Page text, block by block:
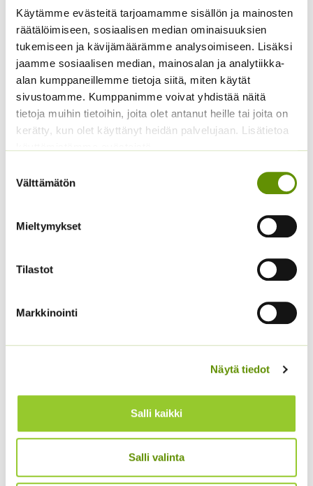
Käytämme evästeitä tarjoamamme sisällön ja mainosten
räätälöimiseen, sosiaalisen median ominaisuuksien
tukemiseen ja kävijämäärämme analysoimiseen. Lisäksi
jaamme sosiaalisen median, mainosalan ja analytiikka-
alan kumppaneillemme tietoja siitä, miten käytät
sivustoamme. Kumppanimme voivat yhdistää näitä
tietoja muihin tietoihin, joita olet antanut heille tai joita on
kerätty, kun olet käyttänyt heidän palvelujaan. Lisätietoa
valinta
Välttämätön
Mieltymykset
Tilastot
Markkinointi
Näytä tiedot
Salli kaikki
Salli valinta
Tuoksuherne Little
Sweetheart (an)
2,80€ Sisältää arvonlisäveron
Kiinanasteri Benary’s
Princess
(jättiläisprinsessa) 100
s.
€
Aitoelämänlanka
2,70 Sisältää arvonlisäveron
Keltakosmoskukka
hinta
4,20 €.
hinta
3,20 €.